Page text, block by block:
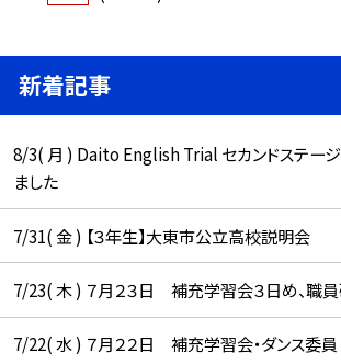
新着記事
8/3( 月 ) Daito English Trial セカンドステー
ました
7/31( 金 ) 【３年生】大東市公立高校説明会
7/23( 木 ) ７月２３日 補充学習会３日め、職
7/22( 水 ) ７月２２日 補充学習会・ダンス委員